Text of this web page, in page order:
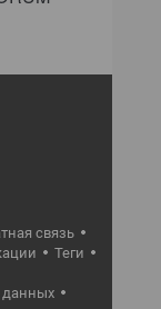
связь
Теги
данных